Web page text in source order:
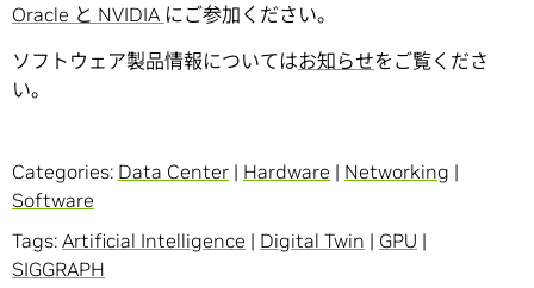
Oracle と NVIDIA にご参加ください。
ソフトウェア製品情報についてはお知らせをご覧くださ
い。
Categories: Data Center | Hardware | Networking |
Software
Tags: Artificial Intelligence | Digital Twin | GPU |
SIGGRAPH